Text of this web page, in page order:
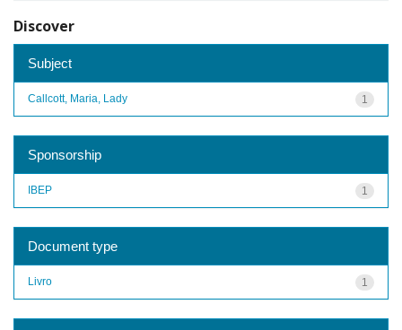
Discover
Subject
1
Callcott, Maria, Lady
Sponsorship
1
IBEP
Document type
1
Livro